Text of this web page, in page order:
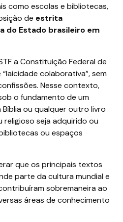
como escolas e bibliotecas,
de estrita
do Estado brasileiro em
a Constituição Federal de
colaborativa”, sem
Nesse contexto,
o fundamento de um
ou qualquer outro livro
seja adquirido ou
ou espaços
que os principais textos
parte da cultura mundial e
sobremaneira ao
áreas de conhecimento